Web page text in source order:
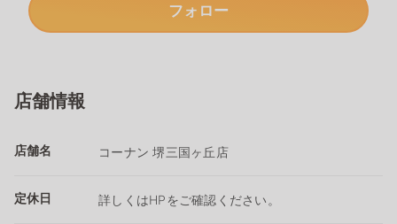
フォロー
店舗情報
店舗名 コーナン 堺三国ヶ丘店
定休日 詳しくはHPをご確認ください。